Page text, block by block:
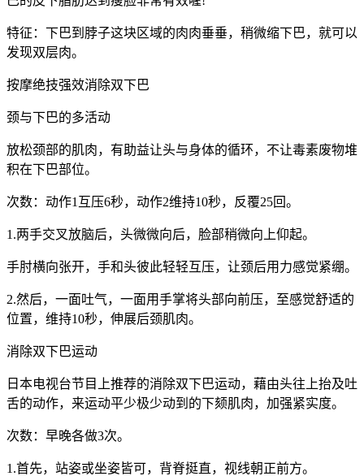
特征：下巴到脖子这块区域的肉肉垂垂，稍微缩下巴，就可以
发现双层肉。
按摩绝技强效消除双下巴
颈与下巴的多活动
放松颈部的肌肉，有助益让头与身体的循环，不让毒素废物堆
积在下巴部位。
次数：动作1互压6秒，动作2维持10秒，反覆25回。
1.两手交叉放脑后，头微微向后，脸部稍微向上仰起。
手肘横向张开，手和头彼此轻轻互压，让颈后用力感觉紧绷。
2.然后，一面吐气，一面用手掌将头部向前压，至感觉舒适的
位置，维持10秒，伸展后颈肌肉。
消除双下巴运动
日本电视台节目上推荐的消除双下巴运动，藉由头往上抬及吐
舌的动作，来运动平少极少动到的下颏肌肉，加强紧实度。
次数：早晚各做3次。
1.首先，站姿或坐姿皆可，背脊挺直，视线朝正前方。